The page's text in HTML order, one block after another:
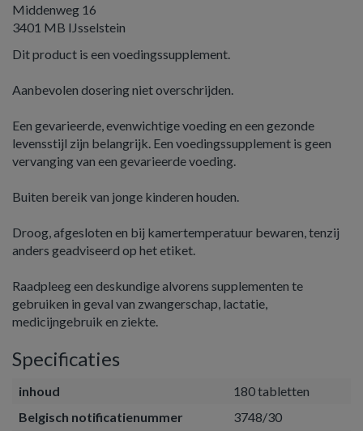
Middenweg 16
3401 MB IJsselstein
Dit product is een voedingssupplement.
Aanbevolen dosering niet overschrijden.
Een gevarieerde, evenwichtige voeding en een gezonde
levensstijl zijn belangrijk. Een voedingssupplement is geen
vervanging van een gevarieerde voeding.
Buiten bereik van jonge kinderen houden.
Droog, afgesloten en bij kamertemperatuur bewaren, tenzij
anders geadviseerd op het etiket.
Raadpleeg een deskundige alvorens supplementen te
gebruiken in geval van zwangerschap, lactatie,
medicijngebruik en ziekte.
Specificaties
inhoud
180 tabletten
Belgisch notificatienummer
3748/30